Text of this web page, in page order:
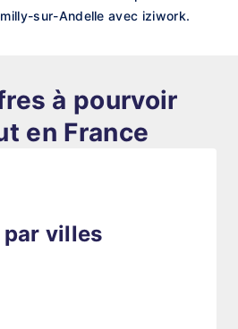
sur-Andelle avec iziwork.
à pourvoir
en France
villes